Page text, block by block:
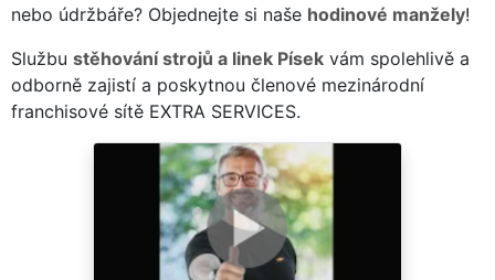
nebo údržbáře? Objednejte si naše hodinové manžely!
Službu stěhování strojů a linek Písek vám spolehlivě a
odborně zajistí a poskytnou členové mezinárodní
franchisové sítě EXTRA SERVICES.